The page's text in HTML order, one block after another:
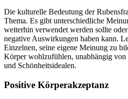
Die kulturelle Bedeutung der
Thema. Es gibt unterschiedliche
weiterhin verwendet werden sollte
negative Auswirkungen haben kann.
Einzelnen, seine eigene Meinung zu
Körper wohlzufühlen, unabhängig von
und Schönheitsidealen.
Positive Körperakzeptanz